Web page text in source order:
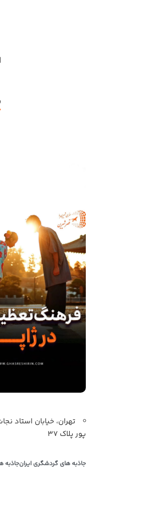
تهران، خیابان استاد
پور پلاک 37
جاذبه های گردشگری ایرانجاذبه